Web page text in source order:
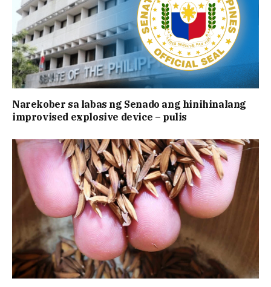
Narekober sa labas ng Senado ang hinihinalang
improvised explosive device – pulis